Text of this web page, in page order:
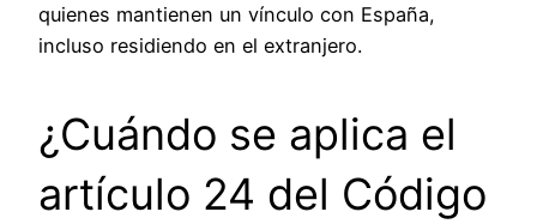
quienes mantienen un vínculo con España,
incluso residiendo en el extranjero.
¿Cuándo se aplica el
artículo 24 del Código